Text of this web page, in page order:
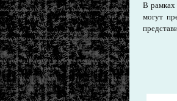
В рамках
могут